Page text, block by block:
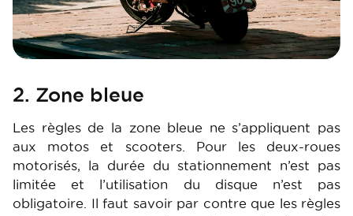
2. Zone bleue
Les règles de la zone bleue ne s’appliquent pas
aux motos et scooters. Pour les deux-roues
motorisés, la durée du stationnement n’est pas
limitée et l’utilisation du disque n’est pas
obligatoire. Il faut savoir par contre que les règles